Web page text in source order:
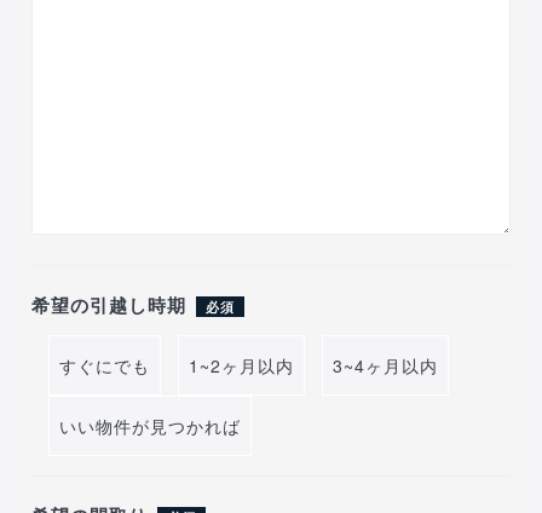
希望の引越し時期 必須
すぐにでも 1~2ヶ月以内 3~4ヶ月以内
いい物件が見つかれば